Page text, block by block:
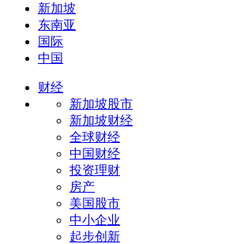
新加坡
东南亚
国际
中国
财经
新加坡股市
新加坡财经
全球财经
中国财经
投资理财
房产
美国股市
中小企业
起步创新